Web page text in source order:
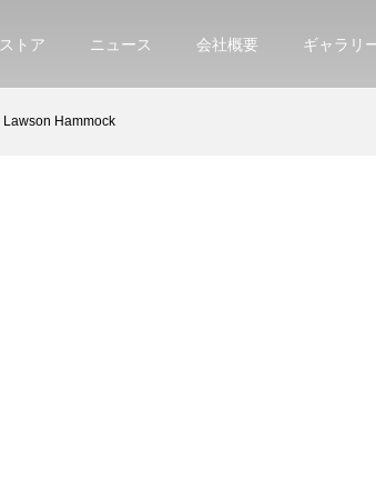
トア ニュース 会社概要 ギャラリ
Lawson Hammock